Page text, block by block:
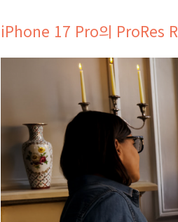
iPhone 17 Pro의 ProRes